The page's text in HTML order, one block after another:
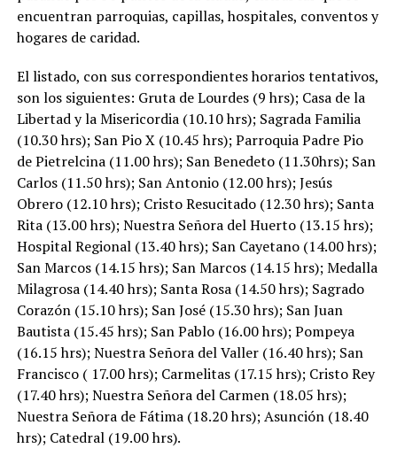
encuentran parroquias, capillas, hospitales, conventos y
hogares de caridad.
El listado, con sus correspondientes horarios tentativos,
son los siguientes: Gruta de Lourdes (9 hrs); Casa de la
Libertad y la Misericordia (10.10 hrs); Sagrada Familia
(10.30 hrs); San Pio X (10.45 hrs); Parroquia Padre Pio
de Pietrelcina (11.00 hrs); San Benedeto (11.30hrs); San
Carlos (11.50 hrs); San Antonio (12.00 hrs); Jesús
Obrero (12.10 hrs); Cristo Resucitado (12.30 hrs); Santa
Rita (13.00 hrs); Nuestra Señora del Huerto (13.15 hrs);
Hospital Regional (13.40 hrs); San Cayetano (14.00 hrs);
San Marcos (14.15 hrs); San Marcos (14.15 hrs); Medalla
Milagrosa (14.40 hrs); Santa Rosa (14.50 hrs); Sagrado
Corazón (15.10 hrs); San José (15.30 hrs); San Juan
Bautista (15.45 hrs); San Pablo (16.00 hrs); Pompeya
(16.15 hrs); Nuestra Señora del Valler (16.40 hrs); San
Francisco ( 17.00 hrs); Carmelitas (17.15 hrs); Cristo Rey
(17.40 hrs); Nuestra Señora del Carmen (18.05 hrs);
Nuestra Señora de Fátima (18.20 hrs); Asunción (18.40
hrs); Catedral (19.00 hrs).